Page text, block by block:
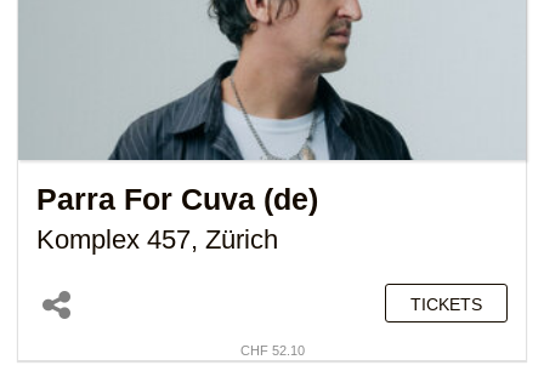
Parra For Cuva (de)
Komplex 457, Zürich
TICKETS
CHF 52.10